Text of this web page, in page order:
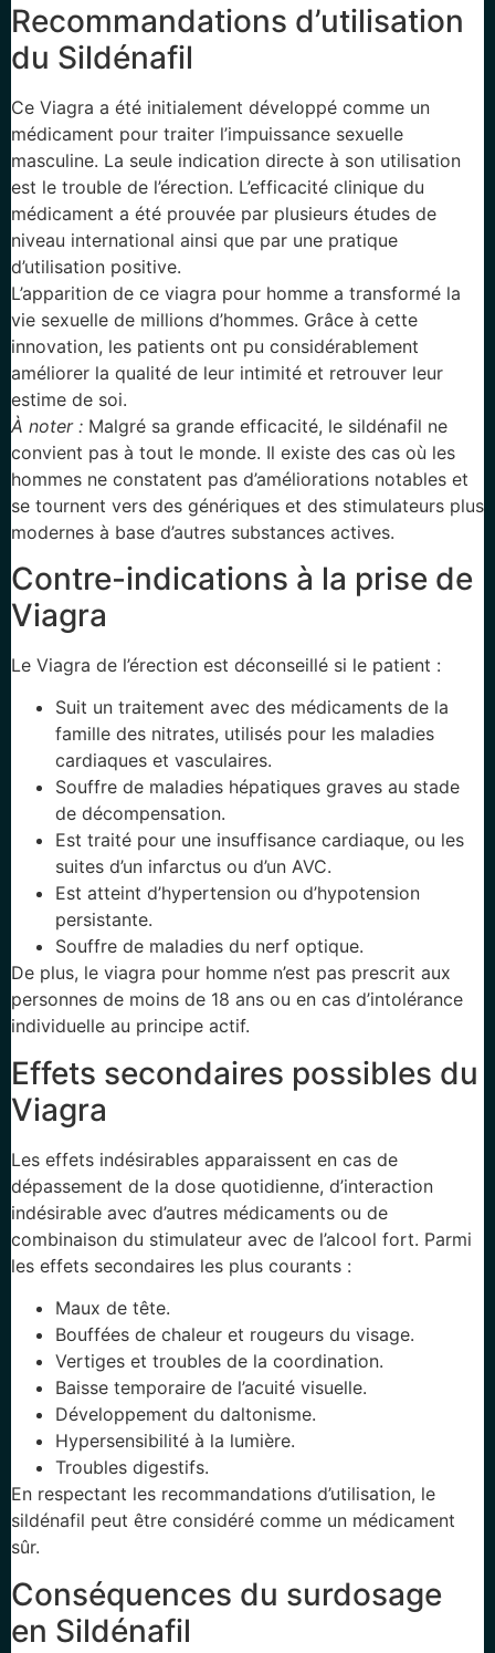
Recommandations d’utilisation
du Sildénafil
Ce Viagra a été initialement développé comme un
médicament pour traiter l’impuissance sexuelle
masculine. La seule indication directe à son utilisation
est le trouble de l’érection. L’efficacité clinique du
médicament a été prouvée par plusieurs études de
niveau international ainsi que par une pratique
d’utilisation positive.
L’apparition de ce viagra pour homme a transformé la
vie sexuelle de millions d’hommes. Grâce à cette
innovation, les patients ont pu considérablement
améliorer la qualité de leur intimité et retrouver leur
estime de soi.
À noter : Malgré sa grande efficacité, le sildénafil ne
convient pas à tout le monde. Il existe des cas où les
hommes ne constatent pas d’améliorations notables et
se tournent vers des génériques et des stimulateurs plus
modernes à base d’autres substances actives.
Contre-indications à la prise de
Viagra
Le Viagra de l’érection est déconseillé si le patient :
Suit un traitement avec des médicaments de la
famille des nitrates, utilisés pour les maladies
cardiaques et vasculaires.
Souffre de maladies hépatiques graves au stade
de décompensation.
Est traité pour une insuffisance cardiaque, ou les
suites d’un infarctus ou d’un AVC.
Est atteint d’hypertension ou d’hypotension
persistante.
Souffre de maladies du nerf optique.
De plus, le viagra pour homme n’est pas prescrit aux
personnes de moins de 18 ans ou en cas d’intolérance
individuelle au principe actif.
Effets secondaires possibles du
Viagra
Les effets indésirables apparaissent en cas de
dépassement de la dose quotidienne, d’interaction
indésirable avec d’autres médicaments ou de
combinaison du stimulateur avec de l’alcool fort. Parmi
les effets secondaires les plus courants :
Maux de tête.
Bouffées de chaleur et rougeurs du visage.
Vertiges et troubles de la coordination.
Baisse temporaire de l’acuité visuelle.
Développement du daltonisme.
Hypersensibilité à la lumière.
Troubles digestifs.
En respectant les recommandations d’utilisation, le
sildénafil peut être considéré comme un médicament
sûr.
Conséquences du surdosage
en Sildénafil